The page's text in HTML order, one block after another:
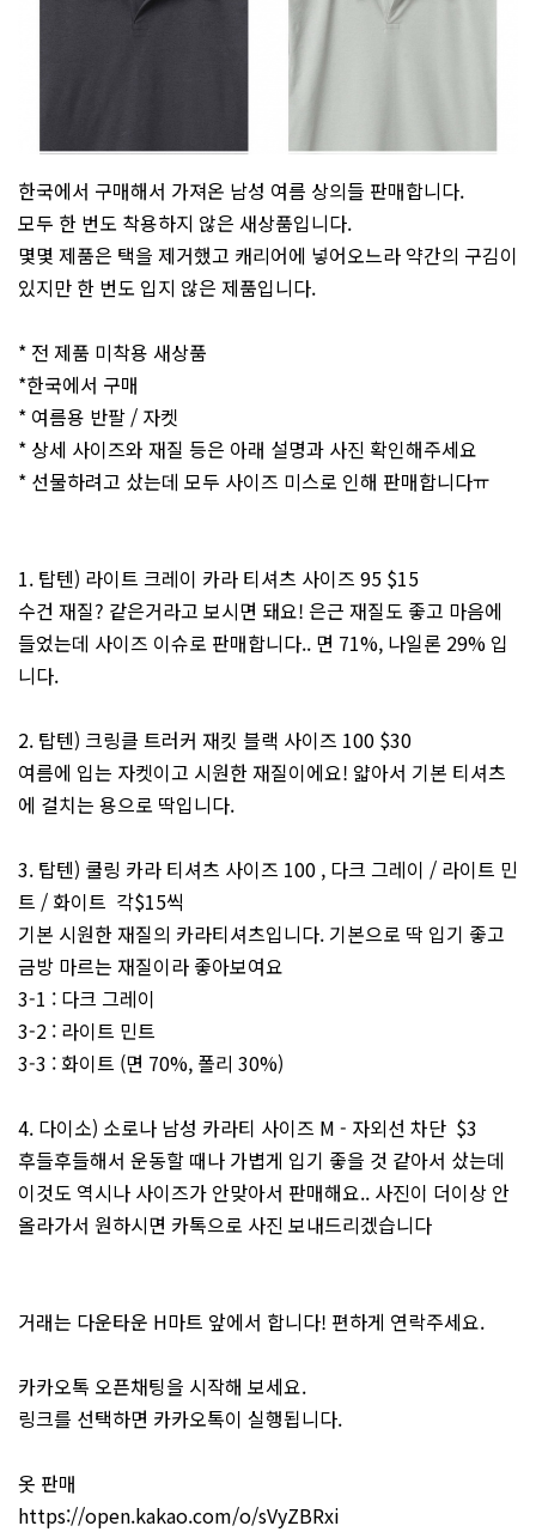
한국에서 구매해서 가져온 남성 여름 상의들 판매합니다.
모두 한 번도 착용하지 않은 새상품입니다.
몇몇 제품은 택을 제거했고 캐리어에 넣어오느라 약간의 구김이
있지만 한 번도 입지 않은 제품입니다.
* 전 제품 미착용 새상품
*한국에서 구매
* 여름용 반팔 / 자켓
* 상세 사이즈와 재질 등은 아래 설명과 사진 확인해주세요
* 선물하려고 샀는데 모두 사이즈 미스로 인해 판매합니다ㅠ
1. 탑텐) 라이트 크레이 카라 티셔츠 사이즈 95 $15
수건 재질? 같은거라고 보시면 돼요! 은근 재질도 좋고 마음에
들었는데 사이즈 이슈로 판매합니다.. 면 71%, 나일론 29% 입
니다.
2. 탑텐) 크링클 트러커 재킷 블랙 사이즈 100 $30
여름에 입는 자켓이고 시원한 재질이에요! 얇아서 기본 티셔츠
에 걸치는 용으로 딱입니다.
3. 탑텐) 쿨링 카라 티셔츠 사이즈 100 , 다크 그레이 / 라이트 민
트 / 화이트 각$15씩
기본 시원한 재질의 카라티셔츠입니다. 기본으로 딱 입기 좋고
금방 마르는 재질이라 좋아보여요
3-1 : 다크 그레이
3-2 : 라이트 민트
3-3 : 화이트 (면 70%, 폴리 30%)
4. 다이소) 소로나 남성 카라티 사이즈 M - 자외선 차단 $3
후들후들해서 운동할 때나 가볍게 입기 좋을 것 같아서 샀는데
이것도 역시나 사이즈가 안맞아서 판매해요.. 사진이 더이상 안
올라가서 원하시면 카톡으로 사진 보내드리겠습니다
거래는 다운타운 H마트 앞에서 합니다! 편하게 연락주세요.
카카오톡 오픈채팅을 시작해 보세요.
링크를 선택하면 카카오톡이 실행됩니다.
옷 판매
https://open.kakao.com/o/sVyZBRxi